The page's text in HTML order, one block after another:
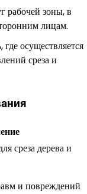
рабочей зоны, в
лицам.
осуществляется
среза и
среза дерева и
и повреждений